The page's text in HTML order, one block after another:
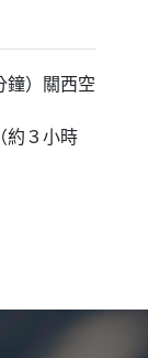
鐘）關西空
約３小時